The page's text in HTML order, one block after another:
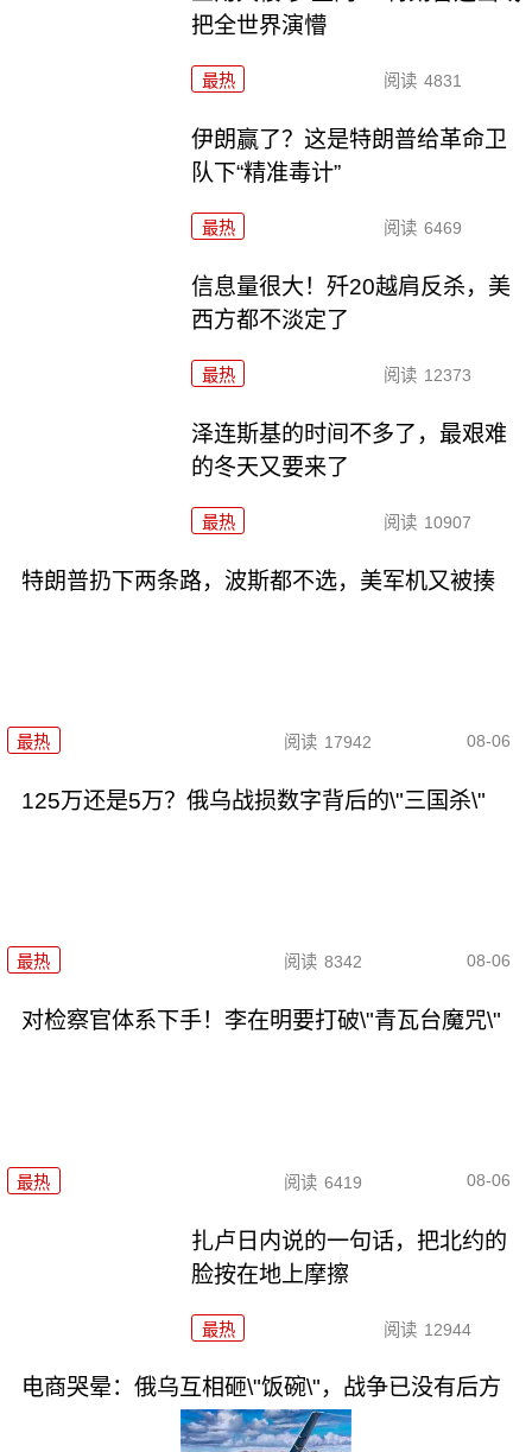
把全世界演懵
最热 阅读 4831
伊朗赢了？这是特朗普给革命卫
队下“精准毒计”
最热 阅读 6469
信息量很大！歼20越肩反杀，美
西方都不淡定了
最热 阅读 12373
泽连斯基的时间不多了，最艰难
的冬天又要来了
最热 阅读 10907
特朗普扔下两条路，波斯都不选，美军机又被揍
最热 阅读 17942 08-06
125万还是5万？俄乌战损数字背后的\"三国杀\"
最热 阅读 8342 08-06
对检察官体系下手！李在明要打破\"青瓦台魔咒\"
最热 阅读 6419 08-06
扎卢日内说的一句话，把北约的
脸按在地上摩擦
最热 阅读 12944
电商哭晕：俄乌互相砸\"饭碗\"，战争已没有后方